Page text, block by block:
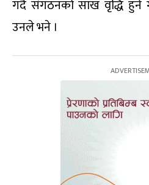
गर्दै संगठनको साख वृद्धि हुने
उनले भने ।